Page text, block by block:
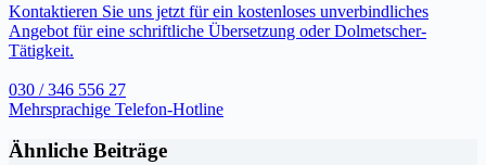
Kontaktieren Sie uns jetzt für ein kostenloses unverbindliches
Angebot für eine schriftliche Übersetzung oder Dolmetscher-
Tätigkeit.
030 / 346 556 27
Mehrsprachige Telefon-Hotline
Ähnliche Beiträge